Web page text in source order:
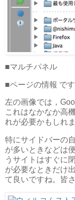
■マルチパネル
■ページの情報 です
左の画像では，
これはなかなか高
れが必要かもしれま
特にサイドバーの
が多いときなどは
うサイトはすぐに
が必要なときだけ
て良いですね。皆